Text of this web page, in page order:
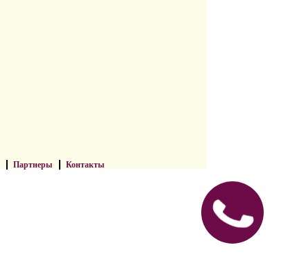
Партнеры Контакты